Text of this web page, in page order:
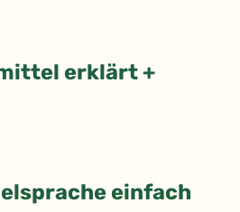
erklärt +
einfach